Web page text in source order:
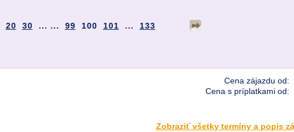
20 30 ... ... 99 100 101 ... 133
Cena zájazdu od:
Cena s príplatkami od:
Zobraziť všetky termíny a popis